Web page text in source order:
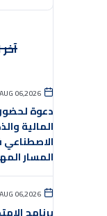
آخر
AUG 06,2026
دعوة
المالية
الاصطناعي
المسار
AUG 06,2026